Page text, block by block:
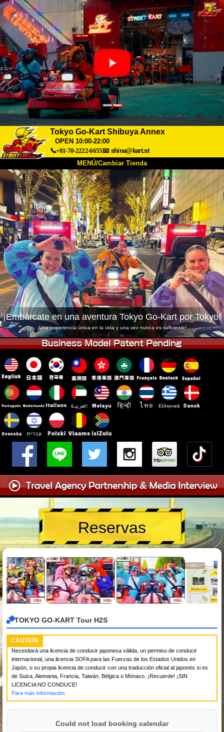
Tokyo Go-Kart Shibuya Annex
OPEN 10:00-22:00
📞+81-70-2222-6655📧 shina@kart.st
MENÚ/Cambiar Tienda
INICIO
Acerca de Especificaciones Precios
Acceso Testimonios Preguntas Frecuentes
Empresa Reservas
Cambiar Tienda
Tokyo Shinagawa Tokyo Akihabara#1
Tokyo Akihabara#2 Tokyo Shibuya
Tokyo Shibuya Annex Tokyo Bay
Tokyo Asakusa Osaka
Okinawa
¡Embárcate en una aventura Tokyo Go-Kart por Tokyo!
¡Una experiencia única en la vida y una vez nunca es suficiente!
Reservas
TOKYO GO-KART Tour H2S
CAUTION
Necesitará una licencia de conducir japonesa válida, un permiso de conducir
internacional, una licencia SOFA para las Fuerzas de los Estados Unidos en
Japón, o su propia licencia de conducir con una traducción oficial al japonés si es
de Suiza, Alemania, Francia, Taiwán, Bélgica o Mónaco. ¡Recuerde! ¡SIN
LICENCIA NO CONDUCE!
Para más información.
Could not load booking calendar